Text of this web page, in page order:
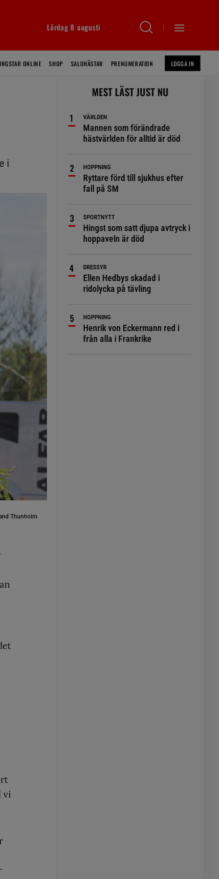
Lördag 8 augusti
ONLINE SHOP SALUHÄSTAR PRENUMERATION LOGGA IN
i
Thunholm
vi
MEST LÄST JUST NU
VÄRLDEN
Mannen som förändrade
hästvärlden för alltid är död
HOPPNING
Ryttare förd till sjukhus efter
fall på SM
SPORTNYTT
Hingst som satt djupa avtryck i
hoppaveln är död
DRESSYR
Ellen Hedbys skadad i
ridolycka på tävling
HOPPNING
Henrik von Eckermann red i
från alla i Frankrike